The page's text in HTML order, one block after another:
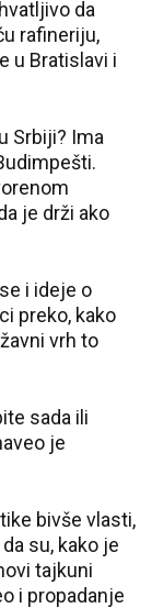
da
rafineriju,
u Bratislavi i
Srbiji? Ima
je drži ako
i ideje o
preko, kako
vrh to
sada ili
je
bivše vlasti,
su, kako je
tajkuni
i propadanje